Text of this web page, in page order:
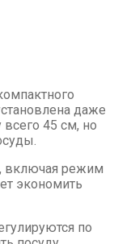
даже
45 см, но
включая режим
экономить
по